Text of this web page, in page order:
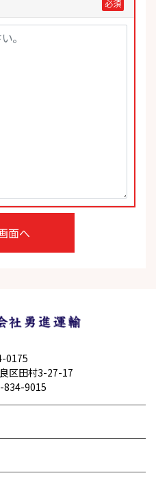
0175
区田村3-27-17
834-9015